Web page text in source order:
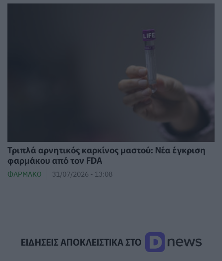
Τριπλά αρνητικός καρκίνος μαστού: Νέα έγκριση
φαρμάκου από τον FDA
ΦΆΡΜΑΚΟ 31/07/2026 - 13:08
ΕΙΔΗΣΕΙΣ ΑΠΟΚΛΕΙΣΤΙΚΑ ΣΤΟ